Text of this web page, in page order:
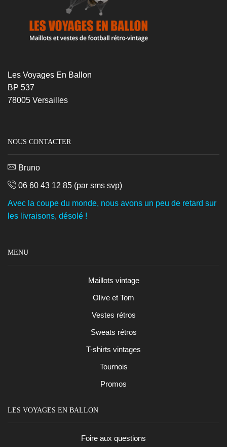
Les Voyages En Ballon
BP 537
78005 Versailles
NOUS CONTACTER
Bruno
06 60 43 12 85 (par sms svp)
Avec la coupe du monde, nous avons un peu de retard sur
les livraisons, désolé !
MENU
Maillots vintage
Olive et Tom
Vestes rétros
Sweats rétros
T-shirts vintages
Tournois
Promos
LES VOYAGES EN BALLON
Foire aux questions